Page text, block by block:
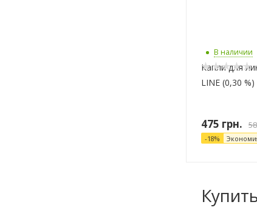
В наличии
Капли для
LINE (0,30
475 грн.
-18%